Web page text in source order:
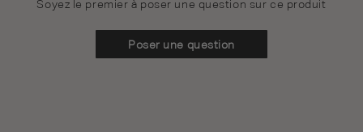
Soyez le premier à poser une question sur ce produit
Poser une question